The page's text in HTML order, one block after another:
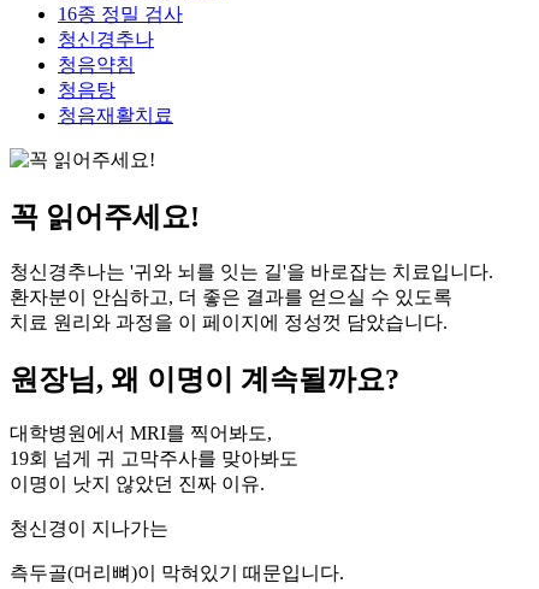
16종 정밀 검사
청신경추나
청음약침
청음탕
청음재활치료
꼭 읽어주세요!
청신경추나는 '귀와 뇌를 잇는 길'을 바로잡는 치료입니다.
환자분이 안심하고, 더 좋은 결과를 얻으실 수 있도록
치료 원리와 과정을 이 페이지에 정성껏 담았습니다.
원장님, 왜 이명이 계속될까요?
대학병원에서 MRI를 찍어봐도,
19회 넘게 귀 고막주사를 맞아봐도
이명이 낫지 않았던 진짜 이유.
청신경이 지나가는
측두골(머리뼈)이 막혀있기 때문입니다.